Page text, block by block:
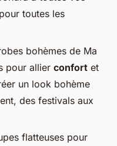
toutes les
bohèmes de Ma
pour allier confort et
un look bohème
des festivals aux
flatteuses pour